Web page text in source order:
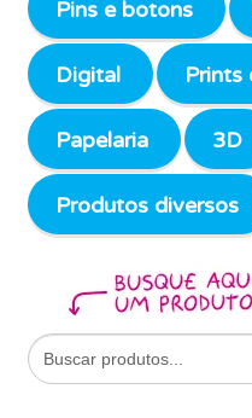
Pins e botons
Digital Prints
Papelaria 3D
Produtos diversos
Search
for: